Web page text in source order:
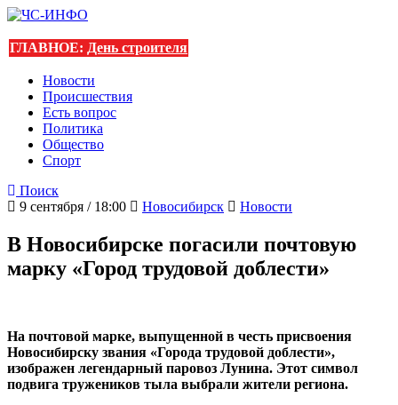
ГЛАВНОЕ: День строителя
Новости
Происшествия
Есть вопрос
Политика
Общество
Спорт
Поиск
9 сентября / 18:00
Новосибирск Новости
В Новосибирске погасили почтовую
марку «Город трудовой доблести»
На почтовой марке, выпущенной в честь присвоения
Новосибирску звания «Города трудовой доблести»,
изображен легендарный паровоз Лунина. Этот символ
подвига тружеников тыла выбрали жители региона.